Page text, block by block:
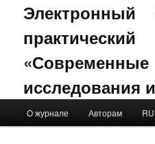
Электронный
исследования
Skip to primary content
Skip to secondary content
О журнале Авторам RU